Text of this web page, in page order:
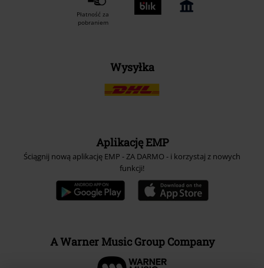
Płatność za
pobraniem
Wysyłka
Aplikację EMP
Ściągnij nową aplikację EMP - ZA DARMO - i korzystaj z nowych
funkcji!
A Warner Music Group Company